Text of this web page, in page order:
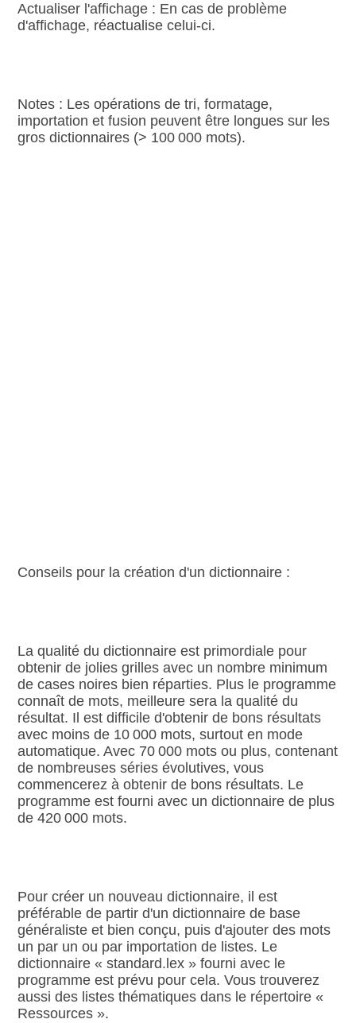
Actualiser l'affichage : En cas de problème
d'affichage, réactualise celui‑ci.
Notes : Les opérations de tri, formatage,
importation et fusion peuvent être longues sur les
gros dictionnaires (> 100 000 mots).
Conseils pour la création d'un dictionnaire :
La qualité du dictionnaire est primordiale pour
obtenir de jolies grilles avec un nombre minimum
de cases noires bien réparties. Plus le programme
connaît de mots, meilleure sera la qualité du
résultat. Il est difficile d'obtenir de bons résultats
avec moins de 10 000 mots, surtout en mode
automatique. Avec 70 000 mots ou plus, contenant
de nombreuses séries évolutives, vous
commencerez à obtenir de bons résultats. Le
programme est fourni avec un dictionnaire de plus
de 420 000 mots.
Pour créer un nouveau dictionnaire, il est
préférable de partir d'un dictionnaire de base
généraliste et bien conçu, puis d'ajouter des mots
un par un ou par importation de listes. Le
dictionnaire « standard.lex » fourni avec le
programme est prévu pour cela. Vous trouverez
aussi des listes thématiques dans le répertoire «
Ressources ».